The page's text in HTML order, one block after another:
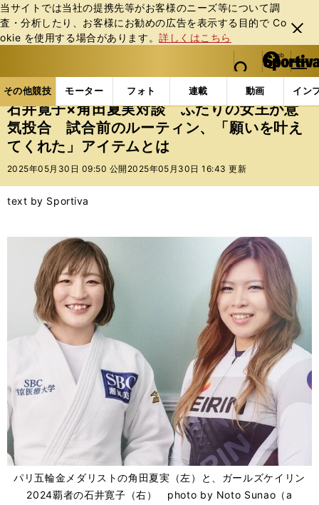
当サイトでは当社の提携先等がお客様のニーズ等について調
査・分析したり、お客様にお勧めの広告を表⽰する⽬的で Co
okie を使⽤する場合があります。詳しくはこちら
閉じ
る
web Sportiva (webスポルティーバ)
検索
マイペ
ー
ジ
メニュ
その他競技 モーター フォト 連載 動画 イン
ス
ポ
ル
テ
ー
バ
その他競技の記事一覧 その他競技 その他 石井
石井寛子×角田夏実対談 ふたりの女王が意
気投合 試合前のルーティン、「願いを叶え
てくれた」アイテムとは
2025年05月30日 09:50 公開 2025年05月30日 16:43 更新
text by Sportiva
パリ五輪金メダリストの角田夏実（左）と、ガールズケイリン
2024覇者の石井寛子（右） photo by Noto Sunao（a